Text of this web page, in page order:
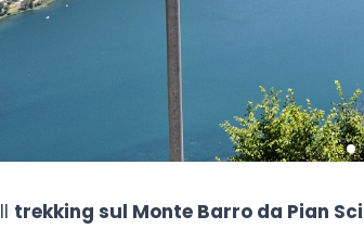
Il trekking sul Monte Barro da Pian